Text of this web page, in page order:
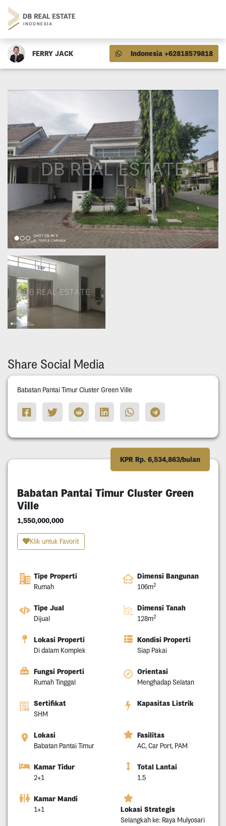
FERRY JACK Indonesia +62818579818
Share Social Media
Babatan Pantai Timur Cluster Green Ville
KPR Rp. 6,534,863/bulan
Babatan Pantai Timur Cluster Green
Ville
1,550,000,000
Klik untuk Favorit
Tipe Properti
Rumah
Dimensi Bangunan
106m2
Tipe Jual
Dijual
Dimensi Tanah
128m2
Lokasi Properti
Di dalam Komplek
Kondisi Properti
Siap Pakai
Fungsi Properti
Rumah Tinggal
Orientasi
Menghadap Selatan
Sertifikat
SHM
Kapasitas Listrik
Lokasi
Babatan Pantai Timur
Fasilitas
AC, Car Port, PAM
Kamar Tidur
2+1
Total Lantai
1.5
Kamar Mandi
1+1 Lokasi Strategis
Selangkah ke: Raya Mulyosari